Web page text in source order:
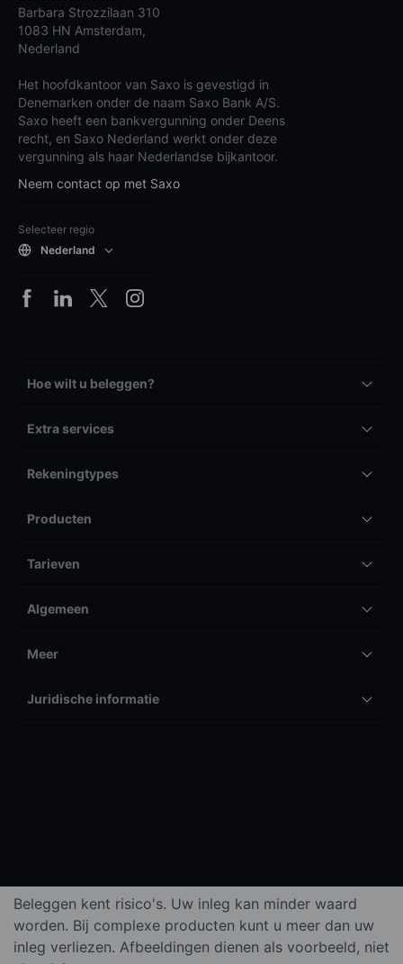
Barbara Strozzilaan 310
1083 HN Amsterdam,
Nederland
Het hoofdkantoor van Saxo is gevestigd in
Denemarken onder de naam Saxo Bank A/S.
Saxo heeft een bankvergunning onder Deens
recht, en Saxo Nederland werkt onder deze
vergunning als haar Nederlandse bijkantoor.
Neem contact op met Saxo
Selecteer regio
Nederland
Hoe wilt u beleggen?
Extra services
Rekeningtypes
Producten
Tarieven
Algemeen
Meer
Juridische informatie
Beleggen kent risico's. Uw inleg kan minder waard
worden. Bij complexe producten kunt u meer dan uw
inleg verliezen. Afbeeldingen dienen als voorbeeld, niet